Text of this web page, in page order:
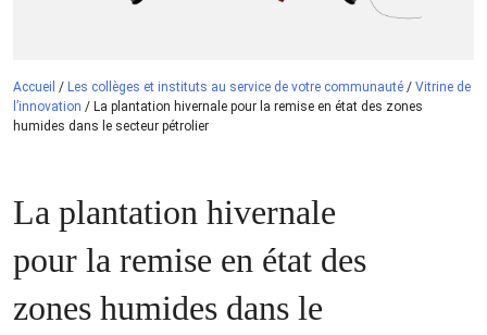
Accueil / Les collèges et instituts au service de votre communauté / Vitrine de
l’innovation / La plantation hivernale pour la remise en état des zones
humides dans le secteur pétrolier
La plantation hivernale
pour la remise en état des
zones humides dans le